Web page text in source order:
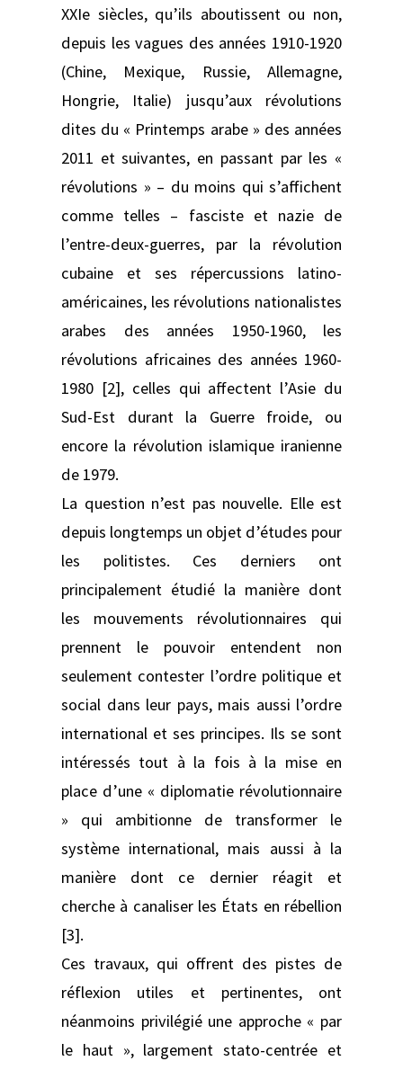
XXIe siècles, qu’ils aboutissent ou non,
depuis les vagues des années 1910-1920
(Chine, Mexique, Russie, Allemagne,
Hongrie, Italie) jusqu’aux révolutions
dites du « Printemps arabe » des années
2011 et suivantes, en passant par les «
révolutions » – du moins qui s’affichent
comme telles – fasciste et nazie de
l’entre-deux-guerres, par la révolution
cubaine et ses répercussions latino-
américaines, les révolutions nationalistes
arabes des années 1950-1960, les
révolutions africaines des années 1960-
1980 [2], celles qui affectent l’Asie du
Sud-Est durant la Guerre froide, ou
encore la révolution islamique iranienne
de 1979.
La question n’est pas nouvelle. Elle est
depuis longtemps un objet d’études pour
les politistes. Ces derniers ont
principalement étudié la manière dont
les mouvements révolutionnaires qui
prennent le pouvoir entendent non
seulement contester l’ordre politique et
social dans leur pays, mais aussi l’ordre
international et ses principes. Ils se sont
intéressés tout à la fois à la mise en
place d’une « diplomatie révolutionnaire
» qui ambitionne de transformer le
système international, mais aussi à la
manière dont ce dernier réagit et
cherche à canaliser les États en rébellion
[3].
Ces travaux, qui offrent des pistes de
réflexion utiles et pertinentes, ont
néanmoins privilégié une approche « par
le haut », largement stato-centrée et